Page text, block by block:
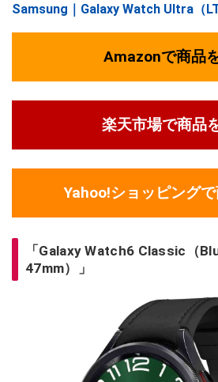
Samsung｜Galaxy Watch Ultra（
Amazonで商品
楽天市場で商品
Yahoo!ショッピング
「Galaxy Watch6 Classic（
47mm）」